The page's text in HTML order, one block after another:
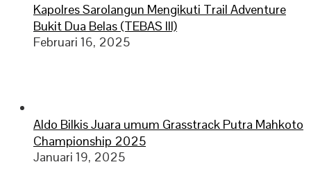
Kapolres Sarolangun Mengikuti Trail Adventure
Bukit Dua Belas (TEBAS III)
Februari 16, 2025
Aldo Bilkis Juara umum Grasstrack Putra Mahkoto
Championship 2025
Januari 19, 2025